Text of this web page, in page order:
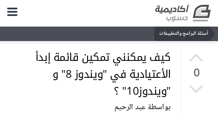
أسئلة البرامج والتطبيقات
0
كيف يمكنني تمكين قائمة إبدأ
الأعتيادية في "ويندوز 8" و
"ويندوز10" ؟
بواسطة عبد الرحيم